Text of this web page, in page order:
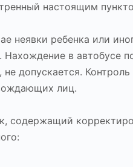
настоящим
неявки ребенка или
Нахождение в автобусе
не допускается.
лиц.
содержащий